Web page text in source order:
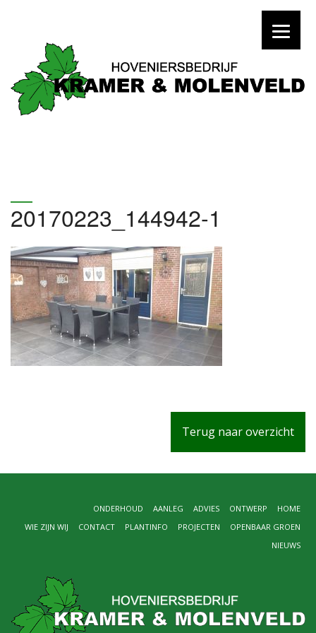
20170223_144942-1
Terug naar overzicht
HOME
ONTWERP
ADVIES
AANLEG
ONDERHOUD
OPENBAAR GROEN
PROJECTEN
PLANTINFO
CONTACT
WIE ZIJN WIJ
NIEUWS